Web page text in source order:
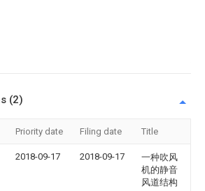
(2)
Priority date Filing date Title
2018-09-17 2018-09-17
一种吹风
机的静音
风道结构